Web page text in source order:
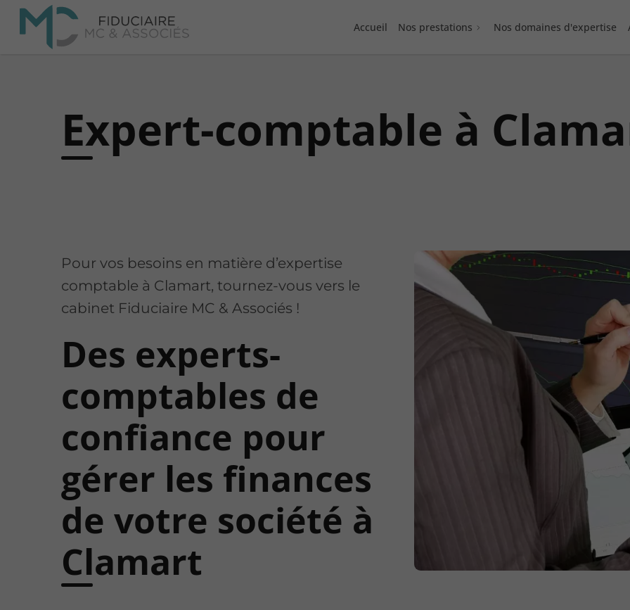
Accueil Nos prestations Nos domaines d'expertise
Expert-comptable à
Pour vos besoins en matière d’expertise
comptable à Clamart, tournez-vous vers le
cabinet Fiduciaire MC & Associés !
Des experts-
comptables de
confiance pour
gérer les finances
de votre société à
Clamart